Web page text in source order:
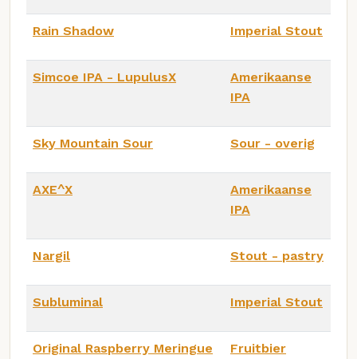
Rain Shadow Imperial Stout
Simcoe IPA - LupulusX
Amerikaanse
IPA
Sky Mountain Sour Sour - overig
AXE^X
Amerikaanse
IPA
Nargil Stout - pastry
Subluminal Imperial Stout
Original Raspberry Meringue
Fruitbier